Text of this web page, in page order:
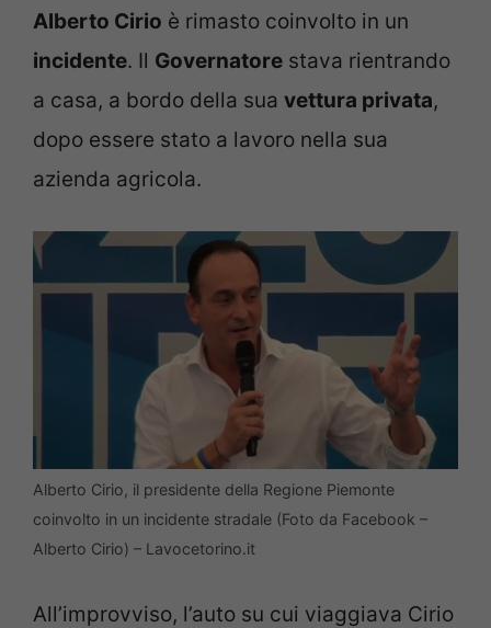
Alberto Cirio è rimasto coinvolto in un
incidente. Il Governatore stava rientrando
a casa, a bordo della sua vettura privata,
dopo essere stato a lavoro nella sua
azienda agricola.
Alberto Cirio, il presidente della Regione Piemonte
coinvolto in un incidente stradale (Foto da Facebook –
Alberto Cirio) – Lavocetorino.it
All’improvviso, l’auto su cui viaggiava Cirio